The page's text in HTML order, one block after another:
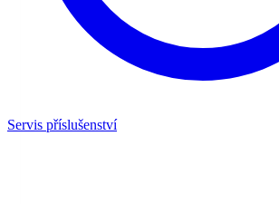
Servis příslušenství